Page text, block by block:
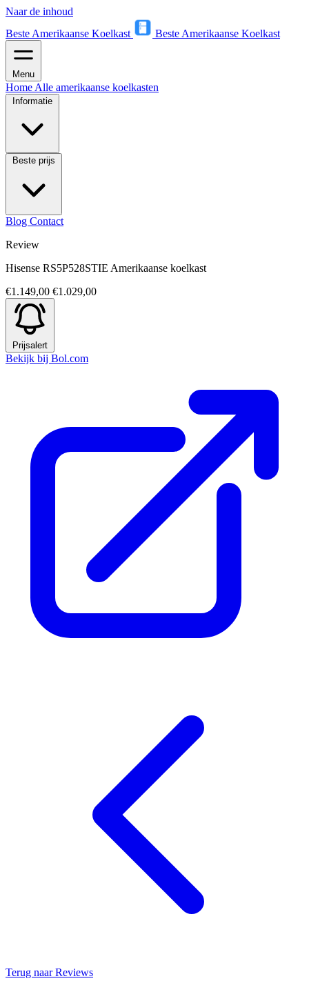
Naar de inhoud
Beste Amerikaanse Koelkast
Beste Amerikaanse Koelkast
Menu
Home Alle amerikaanse koelkasten
Informatie
Beste prijs
Blog Contact
Review
Hisense RS5P528STIE Amerikaanse koelkast
€1.149,00 €1.029,00
Prijsalert
Bekijk bij Bol.com
Terug naar Reviews